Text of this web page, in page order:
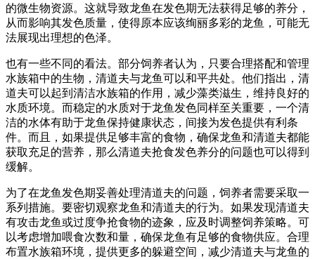
的微生物资源。这就导致龙鱼在发色期无法获得足够的养分，
从而影响其发色质量，使得原本应该绚丽多彩的龙鱼，可能无
法展现出理想的色泽。
也有一些不同的看法。部分饲养者认为，只要合理搭配和管理
水族箱中的生物，清道夫与龙鱼可以和平共处。他们指出，清
道夫可以起到清洁水族箱的作用，减少藻类滋生，维持良好的
水质环境。而稳定的水质对于龙鱼发色同样至关重要，一个清
洁的水体有助于龙鱼保持健康状态，间接为发色提供有利条
件。而且，如果提供足够丰富的食物，确保龙鱼和清道夫都能
获取充足的营养，那么清道夫抢食发色养分的问题也可以得到
缓解。
为了在龙鱼发色期妥善处理清道夫的问题，饲养者需要采取一
系列措施。要密切观察龙鱼和清道夫的行为。如果发现清道夫
有攻击龙鱼或过度争抢食物的迹象，应及时调整饲养策略。可
以考虑增加喂食次数和量，确保龙鱼有足够的食物供应。合理
布置水族箱环境，提供更多的躲避空间，减少清道夫与龙鱼的